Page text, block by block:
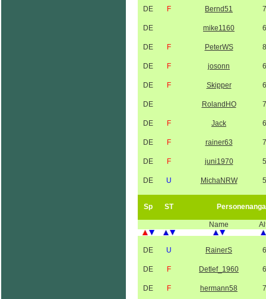
DE F Bernd51
DE mike1160
DE F PeterWS
DE F josonn
DE F Skipper
DE RolandHO
DE F Jack
DE F rainer63
DE F juni1970
DE U MichaNRW
Sp ST
Name
DE U RainerS
DE F Detlef_1960
DE F hermann58